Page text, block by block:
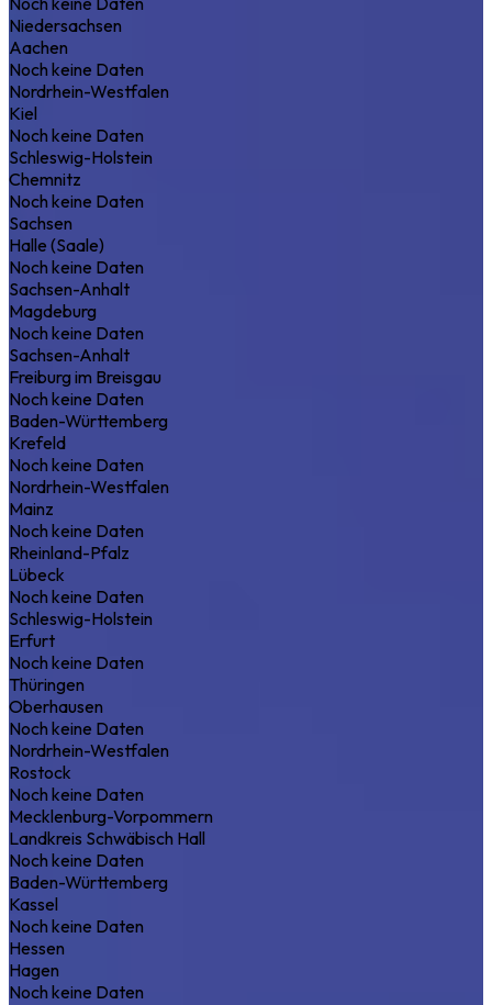
Niedersachsen
Aachen
Noch keine Daten
Nordrhein-Westfalen
Kiel
Noch keine Daten
Schleswig-Holstein
Chemnitz
Noch keine Daten
Sachsen
Halle (Saale)
Noch keine Daten
Sachsen-Anhalt
Magdeburg
Noch keine Daten
Sachsen-Anhalt
Freiburg im Breisgau
Noch keine Daten
Baden-Württemberg
Krefeld
Noch keine Daten
Nordrhein-Westfalen
Mainz
Noch keine Daten
Rheinland-Pfalz
Lübeck
Noch keine Daten
Schleswig-Holstein
Erfurt
Noch keine Daten
Thüringen
Oberhausen
Noch keine Daten
Nordrhein-Westfalen
Rostock
Noch keine Daten
Mecklenburg-Vorpommern
Landkreis Schwäbisch Hall
Noch keine Daten
Baden-Württemberg
Kassel
Noch keine Daten
Hessen
Hagen
Noch keine Daten